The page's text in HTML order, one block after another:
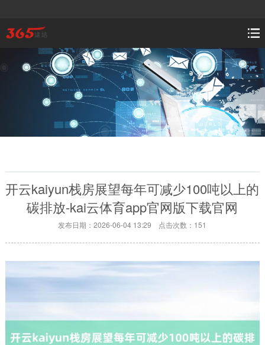
开云kaiyun栈房展望每年可减少100吨以上的
碳排放-kai云体育app官网版下载官网
发布日期：2026-06-04 13:29 点击次数：151